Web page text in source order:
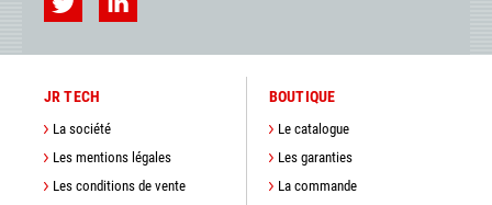
JR TECH
La société
Les mentions légales
Les conditions de vente
BOUTIQUE
Le catalogue
Les garanties
La commande